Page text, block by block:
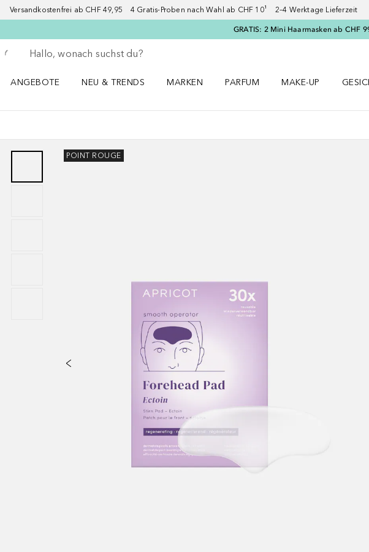
Versandkostenfrei ab CHF 49,95 4 Gratis-Proben nach Wahl ab CHF 10¹ 2–4 Werktage Lieferzeit
GRATIS: 2 Mini Haarmasken ab CHF
Gehe zurück
Suche ausführen
ANGEBOTE
NEU & TRENDS
MARKEN
PARFUM
MAKE-UP
POINT ROUGE